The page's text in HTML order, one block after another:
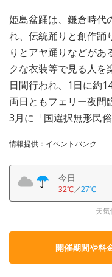
姫島盆踊は、鎌倉時代
れ、伝統踊りと創作踊
りとアヤ踊りなどがあ
クな衣装等で見る人を
日間行われ、1日に約
両日ともフェリー夜間
3月に「国選択無形民
情報提供：イベントバンク
今日
32℃／27℃
天
開催期間や料